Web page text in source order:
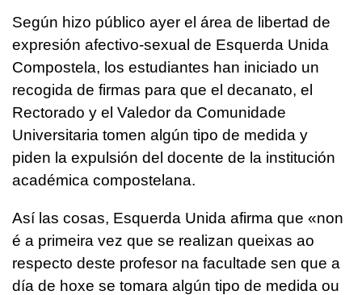
Según hizo público ayer el área de libertad de
expresión afectivo-sexual de Esquerda Unida
Compostela, los estudiantes han iniciado un
recogida de firmas para que el decanato, el
Rectorado y el Valedor da Comunidade
Universitaria tomen algún tipo de medida y
piden la expulsión del docente de la institución
académica compostelana.
Así las cosas, Esquerda Unida afirma que «non
é a primeira vez que se realizan queixas ao
respecto deste profesor na facultade sen que a
día de hoxe se tomara algún tipo de medida ou